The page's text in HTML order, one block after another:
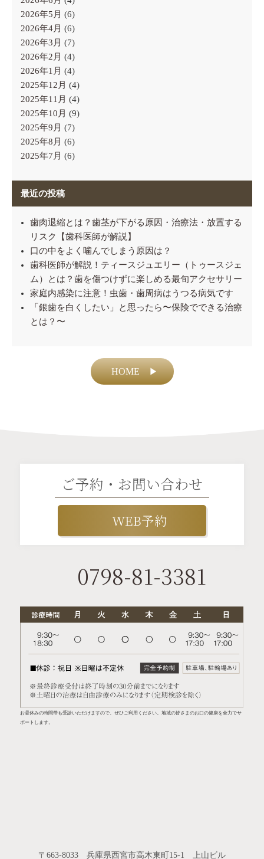
2026年5月 (6)
2026年4月 (6)
2026年3月 (7)
2026年2月 (4)
2026年1月 (4)
2025年12月 (4)
2025年11月 (4)
2025年10月 (9)
2025年9月 (7)
2025年8月 (6)
2025年7月 (6)
最近の投稿
歯肉退縮とは？歯茎が下がる原因・治療法・放置する
リスク【歯科医師が解説】
口の中をよく噛んでしまう原因は？
歯科医師が解説！ティースジュエリー（トゥースジェ
ム）とは？歯を傷つけずに楽しめる最旬アクセサリー
家庭内感染に注意！虫歯・歯周病はうつる病気です
「銀歯を白くしたい」と思ったら〜保険でできる治療
とは？〜
HOME ▶
ご予約・お問い合わせ
WEB予約
0798-81-3381
お昼休みの時間帯も受診いただけますので、ぜひご利用ください。地域の皆さまのお口の健康を全力でサ
ポートします。
〒663-8033 兵庫県西宮市高木東町15-1 上山ビル